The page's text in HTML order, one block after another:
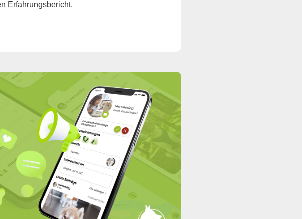
Erfahrungsbericht.